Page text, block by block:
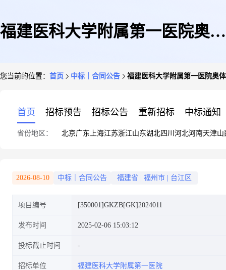
福建医科大学附属第一医院奥体
材更换服务政府采购合同公告
您当前的位置： 首页 中标｜合同公告 福建医科大学附属第一医院奥
首页 招标预告 招标公告 重新招标 中标通知
省份地区： 北京广东 上海江苏浙江山东湖北四川 河北河南天津山
2026-08-10 中标｜合同公告 福建省 福州市 台江区
项目编号 [350001]GKZB[GK]2024011
发布时间 2025-02-06 15:03:12
投标截止时间
招标单位 福建医科大学附属第一医院